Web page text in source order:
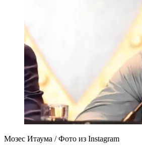
Мозес Итаума / Фото из Instagram